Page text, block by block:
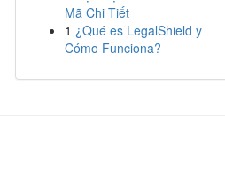
Mã Chi Tiết
1 ¿Qué es LegalShield y
Cómo Funciona?